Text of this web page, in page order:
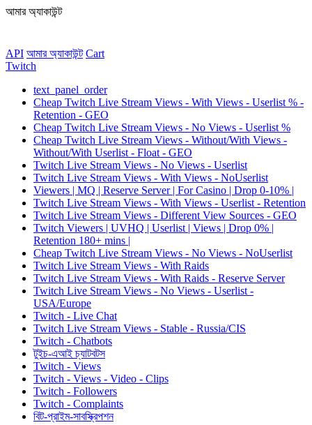
আমার অ্যাকাউন্ট
API আমার অ্যাকাউন্ট Сart
Twitch
text_panel_order
Cheap Twitch Live Stream Views - With Views - Userlist % -
Retention - GEO
Cheap Twitch Live Stream Views - No Views - Userlist %
Cheap Twitch Live Stream Views - Without/With Views -
Without/With Userlist - Float - GEO
Twitch Live Stream Views - No Views - Userlist
Twitch Live Stream Views - With Views - NoUserlist
Viewers | MQ | Reserve Server | For Casino | Drop 0-10% |
Twitch Live Stream Views - With Views - Userlist - Retention
Twitch Live Stream Views - Different View Sources - GEO
Twitch Viewers | UVHQ | Userlist | Views | Drop 0% |
Retention 180+ mins |
Cheap Twitch Live Stream Views - No Views - NoUserlist
Twitch Live Stream Views - With Raids
Twitch Live Stream Views - With Raids - Reserve Server
Twitch Live Stream Views - No Views - Userlist -
USA/Europe
Twitch - Live Chat
Twitch Live Stream Views - Stable - Russia/CIS
Twitch - Chatbots
টুইচ-এআই চ্যাটবটস
Twitch - Views
Twitch - Views - Video - Clips
Twitch - Followers
Twitch - Complaints
বিট-প্রাইম-সাবস্ক্রিপশন